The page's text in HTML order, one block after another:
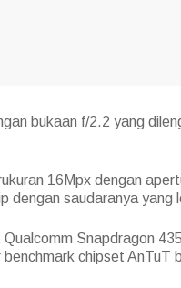
bukaan f/2.2 yang
16Mpx dengan
dengan saudaranya yang
Snapdragon
chipset AnTuT